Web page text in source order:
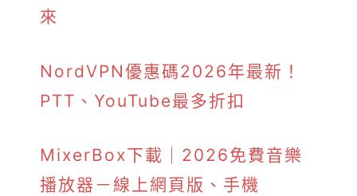
來
NordVPN優惠碼2026年最新！
PTT、YouTube最多折扣
MixerBox下載｜2026免費音樂
播放器－線上網頁版、手機